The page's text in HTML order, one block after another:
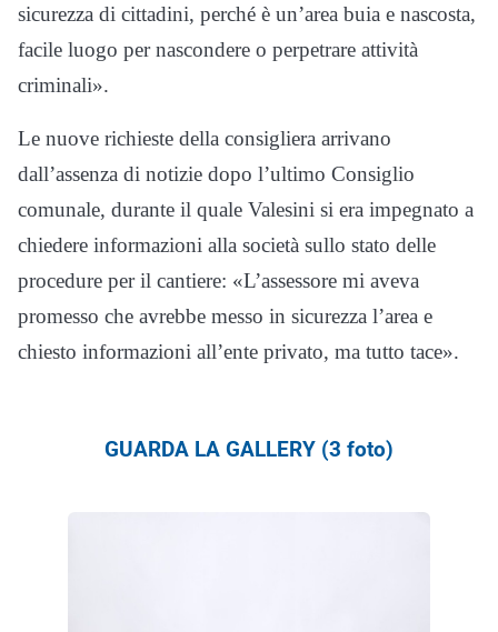
sicurezza di cittadini, perché è un’area buia e nascosta,
facile luogo per nascondere o perpetrare attività
criminali».
Le nuove richieste della consigliera arrivano
dall’assenza di notizie dopo l’ultimo Consiglio
comunale, durante il quale Valesini si era impegnato a
chiedere informazioni alla società sullo stato delle
procedure per il cantiere: «L’assessore mi aveva
promesso che avrebbe messo in sicurezza l’area e
chiesto informazioni all’ente privato, ma tutto tace».
GUARDA LA GALLERY (3 foto)